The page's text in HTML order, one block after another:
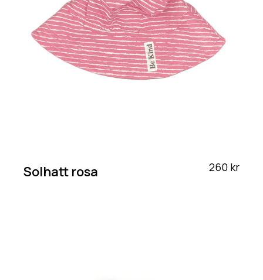
Solhatt rosa 260 kr